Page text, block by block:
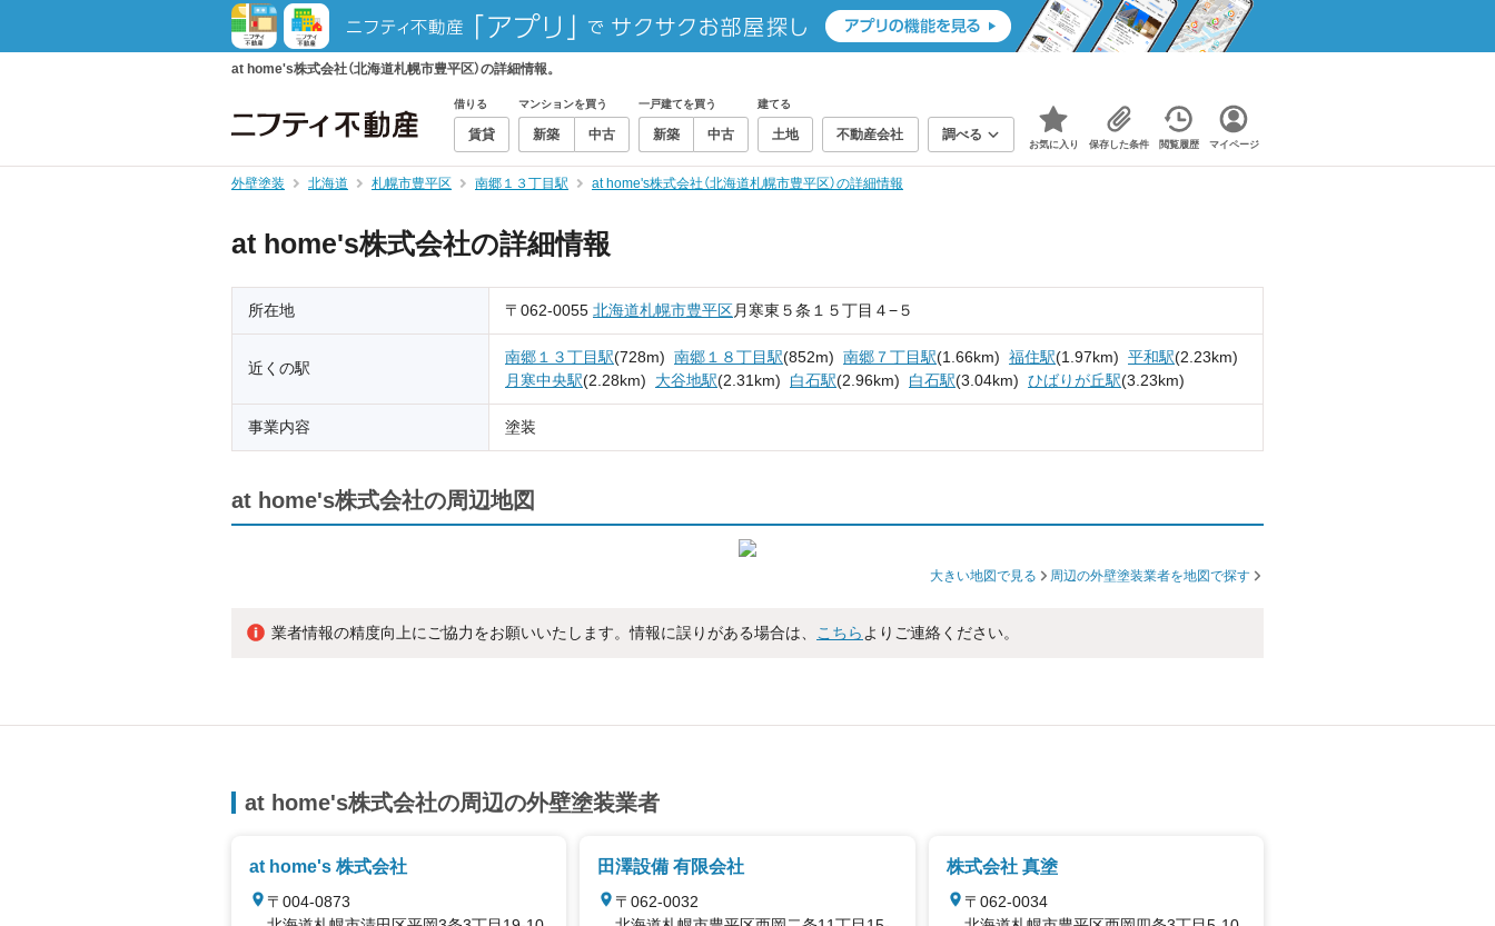
at home's株式会社（北海道札幌市豊平区）の詳細情報。
借りる
賃貸
マンションを買う
新築 中古
一戸建てを買う
新築 中古
建てる
土地 不動産会社 調べる
お気に入り 保存した条件 閲覧履歴 マイページ
外壁塗装 北海道 札幌市豊平区 南郷１３丁目駅 at home's株式会社（北海道札幌市豊平区）の詳細情報
at home's株式会社の詳細情報
所在地 〒062-0055 北海道札幌市豊平区月寒東５条１５丁目４−５
近くの駅
南郷１３丁目駅(728m) 南郷１８丁目駅(852m) 南郷７丁目駅(1.66km) 福住駅(1.97km) 平和駅(2.23km)
月寒中央駅(2.28km) 大谷地駅(2.31km) 白石駅(2.96km) 白石駅(3.04km) ひばりが丘駅(3.23km)
事業内容 塗装
at home's株式会社の周辺地図
大きい地図で見る 周辺の外壁塗装業者を地図で探す
業者情報の精度向上にご協力をお願いいたします。情報に誤りがある場合は、 こちら よりご連絡ください。
at home's株式会社の周辺の外壁塗装業者
at home's 株式会社
〒004-0873
田澤設備 有限会社
〒062-0032
株式会社 真塗
〒062-0034